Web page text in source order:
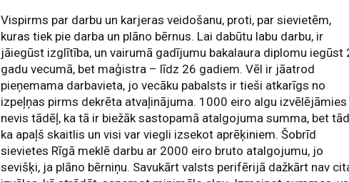
Vispirms par darbu un karjeras veidošanu, proti, par sievietēm,
kuras tiek pie darba un plāno bērnus. Lai dabūtu labu darbu, ir
jāiegūst izglītība, un vairumā gadījumu bakalaura diplomu iegūst
gadu vecumā, bet maģistra – līdz 26 gadiem. Vēl ir jāatrod
pieņemama darbavieta, jo vecāku pabalsts ir tieši atkarīgs no
izpeļņas pirms dekrēta atvaļinājuma. 1000 eiro algu izvēlējāmies
nevis tādēļ, ka tā ir biežāk sastopamā atalgojuma summa, bet
ka apaļš skaitlis un visi var viegli izsekot aprēķiniem. Šobrīd
sievietes Rīgā meklē darbu ar 2000 eiro bruto atalgojumu, jo
sevišķi, ja plāno bērniņu. Savukārt valsts perifērijā dažkārt nav